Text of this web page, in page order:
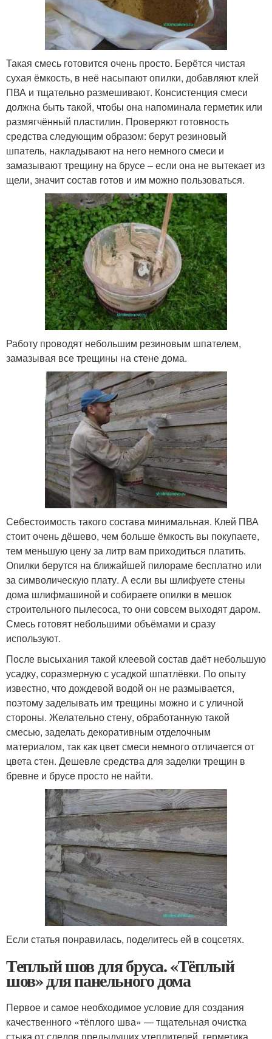
Такая смесь готовится очень просто. Берётся чистая
сухая ёмкость, в неё насыпают опилки, добавляют клей
ПВА и тщательно размешивают. Консистенция смеси
должна быть такой, чтобы она напоминала герметик или
размягчённый пластилин. Проверяют готовность
средства следующим образом: берут резиновый
шпатель, накладывают на него немного смеси и
замазывают трещину на брусе – если она не вытекает из
щели, значит состав готов и им можно пользоваться.
Работу проводят небольшим резиновым шпателем,
замазывая все трещины на стене дома.
Себестоимость такого состава минимальная. Клей ПВА
стоит очень дёшево, чем больше ёмкость вы покупаете,
тем меньшую цену за литр вам приходиться платить.
Опилки берутся на ближайшей пилораме бесплатно или
за символическую плату. А если вы шлифуете стены
дома шлифмашиной и собираете опилки в мешок
строительного пылесоса, то они совсем выходят даром.
Смесь готовят небольшими объёмами и сразу
используют.
После высыхания такой клеевой состав даёт небольшую
усадку, соразмерную с усадкой шпатлёвки. По опыту
известно, что дождевой водой он не размывается,
поэтому заделывать им трещины можно и с уличной
стороны. Желательно стену, обработанную такой
смесью, заделать декоративным отделочным
материалом, так как цвет смеси немного отличается от
цвета стен. Дешевле средства для заделки трещин в
бревне и брусе просто не найти.
Если статья понравилась, поделитесь ей в соцсетях.
Теплый шов для бруса. «Тёплый
шов» для панельного дома
Первое и самое необходимое условие для создания
качественного «тёплого шва» — тщательная очистка